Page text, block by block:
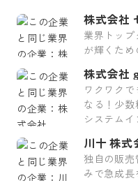
株式会社
業界トッ
が輝くため
株式会社
ワクワク
なる！少
システムイ
川十 株式
独自の販売
みで急成長